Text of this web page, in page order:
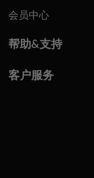
会员中心
帮助&支持
客户服务